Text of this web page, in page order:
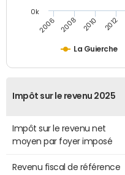
La Guierche
2006 2008 2010 2012
0k
Impôt sur le revenu 2025
Impôt sur le revenu net
moyen par foyer imposé
Revenu fiscal de référence